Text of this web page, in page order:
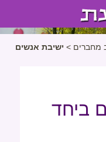
מחברים > ישיבת אנשים
ביחד